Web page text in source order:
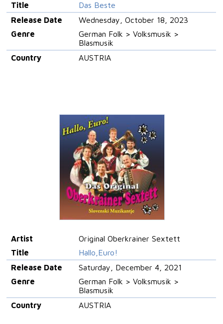
Title
Das Beste
Release Date
Wednesday, October 18, 2023
Genre
German Folk > Volksmusik >
Blasmusik
Country
AUSTRIA
Artist
Original Oberkrainer Sextett
Title
Hallo,Euro!
Release Date
Saturday, December 4, 2021
Genre
German Folk > Volksmusik >
Blasmusik
Country
AUSTRIA